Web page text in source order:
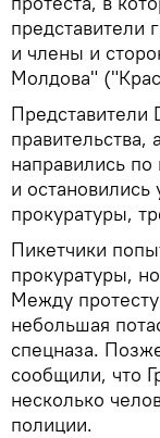
представители
и члены и
Молдова"
Представители
правительства,
направились
и остановились
прокуратуры,
Пикетчики
прокуратуры,
Между
небольшая
спецназа.
сообщили, что
несколько
полиции.